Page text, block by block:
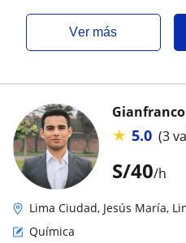
ver más
S/40/h
Gianfranco
★ 5.0 (3
Lima Ciudad, Jesús María,
Química